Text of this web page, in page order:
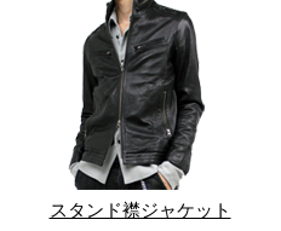
スタンド襟ジャケット